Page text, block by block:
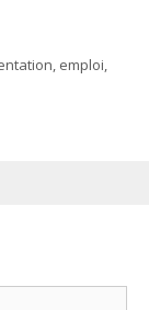
, emploi,